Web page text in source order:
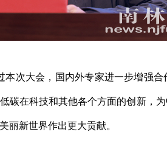
次大会，国内外专家进一步增强合
碳在科技和其他各个方面的创新，为
丽新世界作出更大贡献。